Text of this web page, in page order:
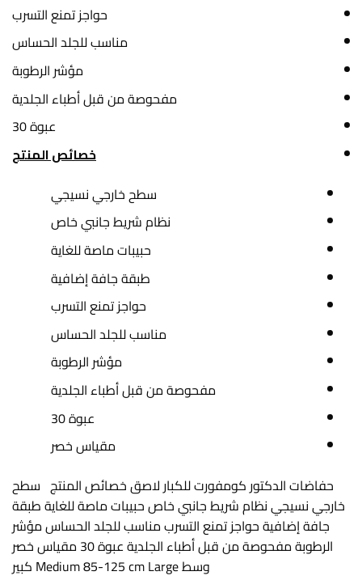
حواجز تمنع التسرب
مناسب للجلد الحساس
مؤشر الرطوبة
مفحوصة من قبل أطباء الجلدية
عبوة 30
خصائص المنتج
سطح خارجي نسيجي
نظام شريط جانبي خاص
حبيبات ماصة للغاية
طبقة جافة إضافية
حواجز تمنع التسرب
مناسب للجلد الحساس
مؤشر الرطوبة
مفحوصة من قبل أطباء الجلدية
عبوة 30
مقياس خصر
حفاضات الدكتور كومفورت للكبار لاصق خصائص المنتج سطح
خارجي نسيجي نظام شريط جانبي خاص حبيبات ماصة للغاية طبقة
جافة إضافية حواجز تمنع التسرب مناسب للجلد الحساس مؤشر
الرطوبة مفحوصة من قبل أطباء الجلدية عبوة 30 مقياس خصر
وسط Medium 85-125 cm Large كبير